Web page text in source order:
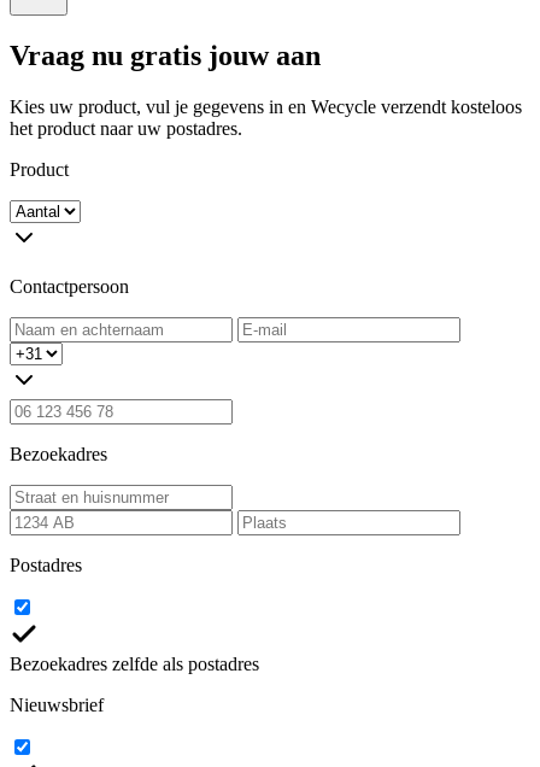
Vraag nu gratis jouw aan
Kies uw product, vul je gegevens in en Wecycle verzendt kosteloos
het product naar uw postadres.
Product
Contactpersoon
Bezoekadres
Postadres
Bezoekadres zelfde als postadres
Nieuwsbrief